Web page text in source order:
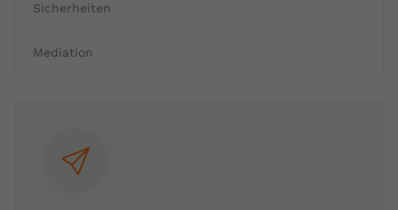
Sicherheiten
Mediation